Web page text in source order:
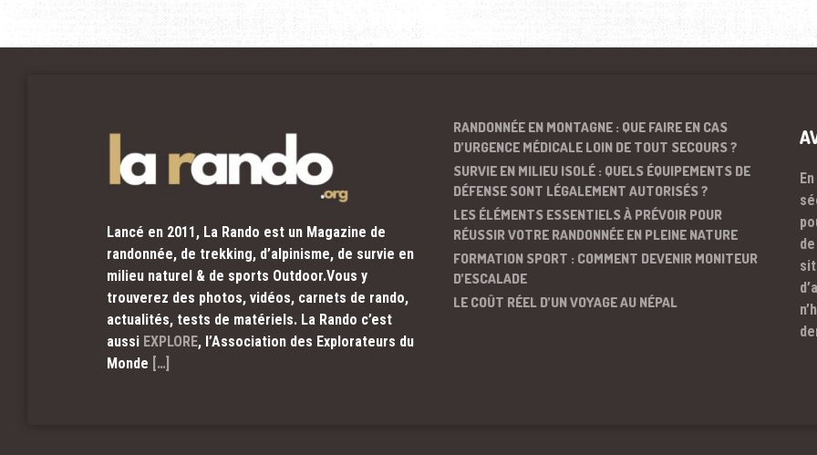
Lancé en 2011, La Rando est un Magazine de
randonnée, de trekking, d’alpinisme, de survie en
milieu naturel & de sports Outdoor.Vous y
trouverez des photos, vidéos, carnets de rando,
actualités, tests de matériels. La Rando c’est
aussi EXPLORE, l’Association des Explorateurs du
Monde […]
RANDONNÉE EN MONTAGNE : QUE FAIRE EN CAS
D’URGENCE MÉDICALE LOIN DE TOUT SECOURS ?
SURVIE EN MILIEU ISOLÉ : QUELS ÉQUIPEMENTS DE
DÉFENSE SONT LÉGALEMENT AUTORISÉS ?
LES ÉLÉMENTS ESSENTIELS À PRÉVOIR POUR
RÉUSSIR VOTRE RANDONNÉE EN PLEINE NATURE
FORMATION SPORT : COMMENT DEVENIR MONITEUR
D’ESCALADE
LE COÛT RÉEL D’UN VOYAGE AU NÉPAL